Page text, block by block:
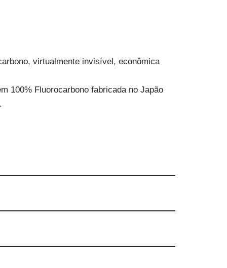
virtualmente invisível, econômica
100% Fluorocarbono fabricada no Japão